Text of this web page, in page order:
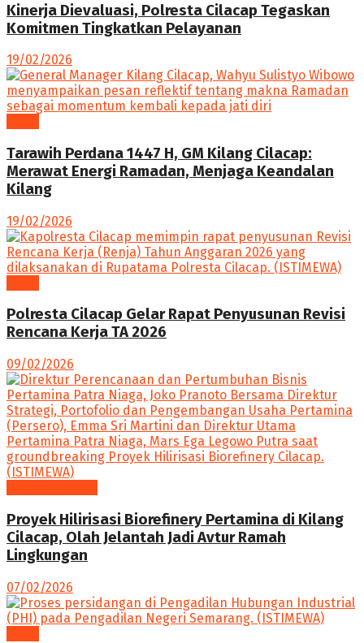
Kinerja Dievaluasi, Polresta Cilacap Tegaskan
Komitmen Tingkatkan Pelayanan
19/02/2026
Tarawih Perdana 1447 H, GM Kilang Cilacap:
Merawat Energi Ramadan, Menjaga Keandalan
Kilang
19/02/2026
Polresta Cilacap Gelar Rapat Penyusunan Revisi
Rencana Kerja TA 2026
09/02/2026
Proyek Hilirisasi Biorefinery Pertamina di Kilang
Cilacap, Olah Jelantah Jadi Avtur Ramah
Lingkungan
07/02/2026